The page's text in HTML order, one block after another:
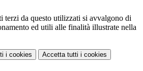
terzi da questo utilizzati si avvalgono di
ed utili alle finalità illustrate nella
i cookies Accetta tutti i cookies